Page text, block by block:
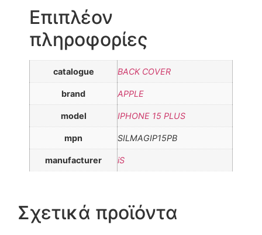
Επιπλέον
πληροφορίες
catalogue BACK COVER
brand APPLE
model IPHONE 15 PLUS
mpn SILMAGIP15PB
manufacturer iS
Σχετικά προϊόντα